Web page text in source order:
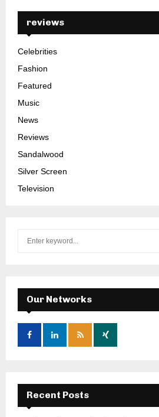
reviews
Celebrities
Fashion
Featured
Music
News
Reviews
Sandalwood
Silver Screen
Television
f
o
:
Our Networks
Recent Posts